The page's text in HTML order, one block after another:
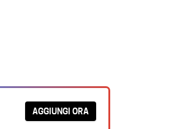
AGGIUNGI ORA